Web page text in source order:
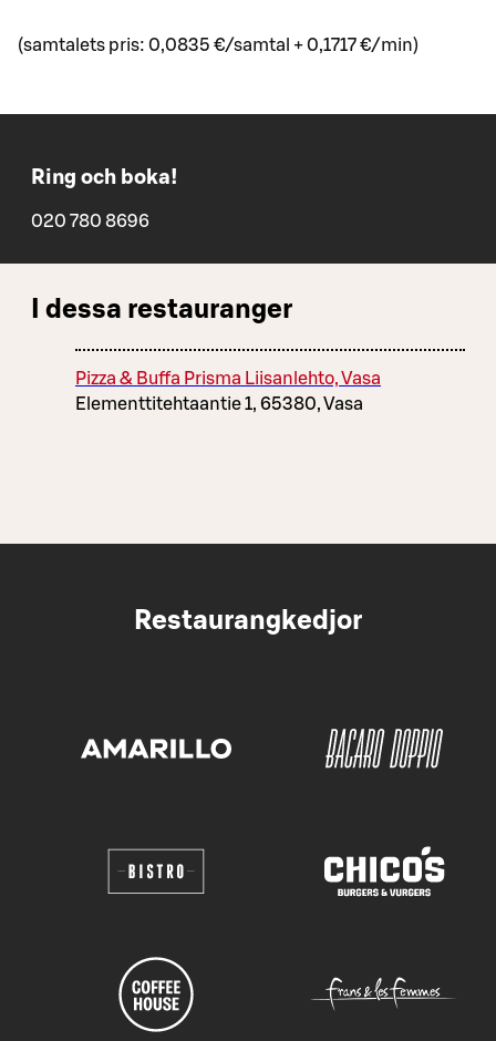
(samtalets pris: 0,0835 €/samtal + 0,1717 €/min)
Ring och boka!
020 780 8696
I dessa restauranger
Pizza & Buffa Prisma Liisanlehto, Vasa
Elementtitehtaantie 1, 65380, Vasa
Restaurangkedjor